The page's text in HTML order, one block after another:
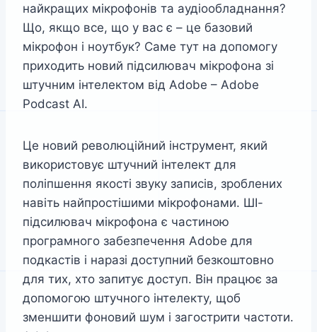
найкращих мікрофонів та аудіообладнання?
Що, якщо все, що у вас є – це базовий
мікрофон і ноутбук? Саме тут на допомогу
приходить новий підсилювач мікрофона зі
штучним інтелектом від Adobe – Adobe
Podcast AI.
Це новий революційний інструмент, який
використовує штучний інтелект для
поліпшення якості звуку записів, зроблених
навіть найпростішими мікрофонами. ШІ-
підсилювач мікрофона є частиною
програмного забезпечення Adobe для
подкастів і наразі доступний безкоштовно
для тих, хто запитує доступ. Він працює за
допомогою штучного інтелекту, щоб
зменшити фоновий шум і загострити частоти.